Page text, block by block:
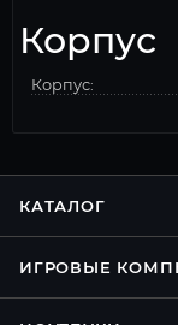
Корпус
Корпус:
КАТАЛОГ
ИГРОВЫЕ